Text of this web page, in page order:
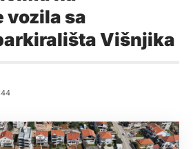
vozila sa
Višnjika